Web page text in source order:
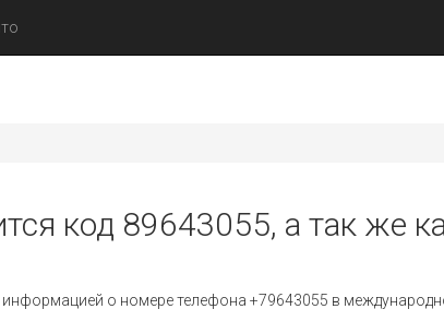
код 89643055, а так же
о номере телефона +79643055 в